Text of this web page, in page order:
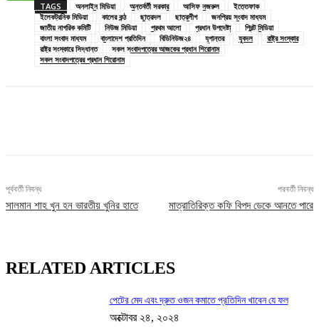
TAGS অনলাইন মিডিয়া অন্তর্বর্তী সরকার আসিফ নজরুল
ইত্তেফাক
ইলেকট্রনিক মিডিয়া
কালের কন্ঠ ছাত্রদল ছাত্রলীগ
জনপ্রিয় সংবাদ মাধ্যম
জাতীয় নাগরিক কমিটি
নিউজ মিডিয়া প্রথম আলো প্রধান উপদেষ্টা
প্রিন্ট মিডিয়া
বাংলা সংবাদ মাধ্যম
বাংলাদেশ প্রতিদিন বিডিনিউজ২৪ যুগান্তর যুবদল
রাষ্ট্র সংস্কার
রাষ্ট্র সংস্কারে সিদ্ধান্ত
সকল সংবাদপত্রের আজকের প্রধান শিরোনাম
সকল সংবাদপত্রের প্রধান শিরোনাম
পূর্ববর্তী নিবন্ধ
সালমান শাহ খুন হন ভারতীয় খুনির হাতে
পরবর্তী নিবন্ধ
মাত্রাতিরিক্ত কফি বিপদ ডেকে আনতে পারে
RELATED ARTICLES
পেটের মেদ এবং দ্রুত ওজন কমাতে প্রতিদিন খাবেন যে ফল
অক্টোবর ২৪, ২০২৪